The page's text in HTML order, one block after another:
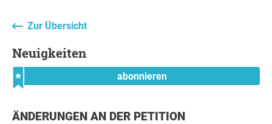
Zur Übersicht
Neuigkeiten
abonnieren
ÄNDERUNGEN AN DER PETITION